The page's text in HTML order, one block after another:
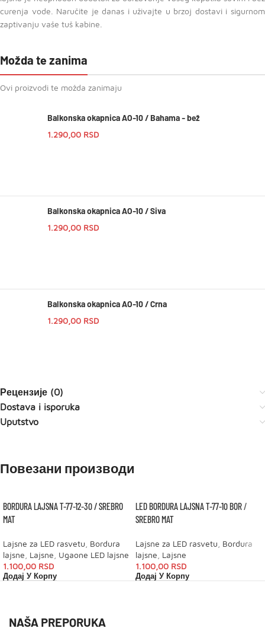
curenja vode. Naručite je danas i uživajte u brzoj dostavi i sigurnom
zaptivanju vaše tuš kabine.
Možda te zanima
Ovi proizvodi te možda zanimaju
Balkonska okapnica AO-10 / Bahama - bež
1.290,00 RSD
Balkonska okapnica AO-10 / Siva
1.290,00 RSD
Balkonska okapnica AO-10 / Crna
1.290,00 RSD
Рецензије (0)
Dostava i isporuka
Uputstvo
Повезани производи
BORDURA LAJSNA T-77-12-30 / SREBRO
MAT
Lajsne za LED rasvetu Bordura
lajsne Lajsne Ugaone LED lajsne
1.100,00 RSD
Додај У Корпу
LED BORDURA LAJSNA T-77-10 BOR /
SREBRO MAT
Lajsne za LED rasvetu Bordura
lajsne Lajsne
1.100,00 RSD
Додај У Корпу
NAŠA PREPORUKA